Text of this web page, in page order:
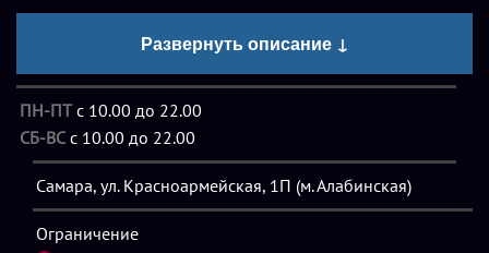
реальности! Таинственность и абсурд — вот, что скрывает
в себе загадочная Страна чудес.
По мере прохождения квеста игрокам предстоит:
- попасть в кроличью нору;
- испытать на себе эффект увеличения и уменьшения
пространства;
- узнать, что таит улыбка Чеширского Кота;
- разгадать загадки Красной Королевы!
Развернуть описание ↓
ПН-ПТс 10.00 до 22.00
СБ-ВС с 10.00 до 22.00
Самара, ул. Красноармейская, 1П (м. Алабинская)
Ограничение